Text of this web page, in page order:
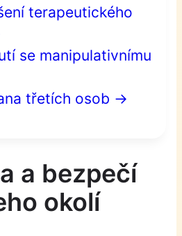
terapeutického
se manipulativnímu
třetích osob →
a bezpečí
okolí